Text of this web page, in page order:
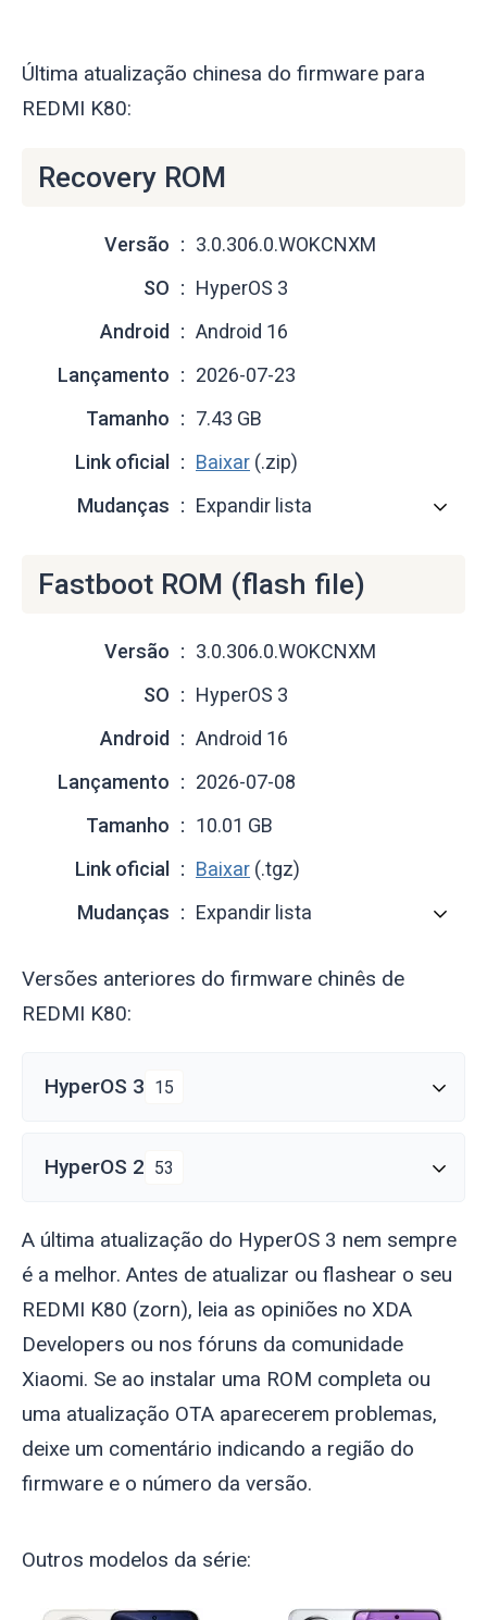
Última atualização chinesa do firmware para
REDMI K80:
Recovery ROM
Versão
3.0.306.0.WOKCNXM
SO
HyperOS 3
Android
Android 16
Lançamento
2026-07-23
Tamanho
7.43 GB
Link oficial
Baixar (.zip)
Mudanças
Expandir lista
Fastboot ROM (flash file)
Versão
3.0.306.0.WOKCNXM
SO
HyperOS 3
Android
Android 16
Lançamento
2026-07-08
Tamanho
10.01 GB
Link oficial
Baixar (.tgz)
Mudanças
Expandir lista
Versões anteriores do firmware chinês de
REDMI K80:
HyperOS 3 15
HyperOS 2 53
A última atualização do HyperOS 3 nem sempre
é a melhor. Antes de atualizar ou flashear o seu
REDMI K80 (zorn), leia as opiniões no XDA
Developers ou nos fóruns da comunidade
Xiaomi. Se ao instalar uma ROM completa ou
uma atualização OTA aparecerem problemas,
deixe um comentário indicando a região do
firmware e o número da versão.
Outros modelos da série: